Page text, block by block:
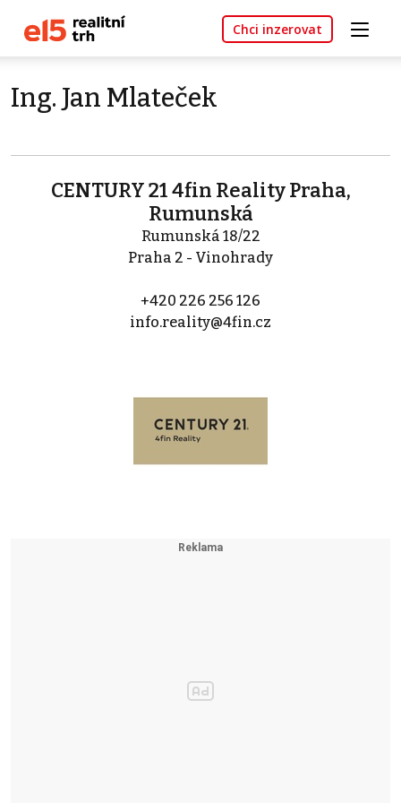
Chci inzerovat
Ing. Jan Mlateček
CENTURY 21 4fin Reality Praha,
Rumunská
Rumunská 18/22
Praha 2 - Vinohrady
+420 226 256 126
info.reality@4fin.cz